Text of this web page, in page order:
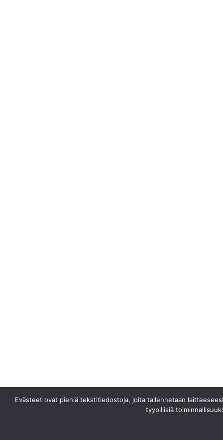
Evästeet ovat pieniä tekstitiedostoja, joita tallennetaan
tyypillisiä